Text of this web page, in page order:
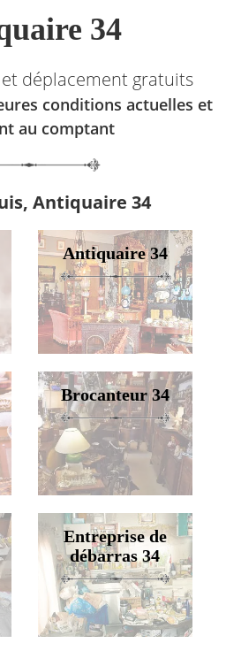
34
déplacement gratuits
conditions actuelles et
au comptant
Antiquaire 34
Antiquaire 34
Brocanteur 34
Entreprise de
débarras 34